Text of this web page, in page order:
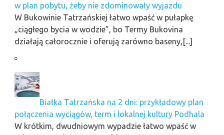
w plan pobytu, żeby nie zdominowały wyjazdu
W Bukowinie Tatrzańskiej łatwo wpaść w pułapkę
„ciągłego bycia w wodzie”, bo Termy Bukovina
działają całorocznie i oferują zarówno baseny,[...]
Białka Tatrzańska na 2 dni: przykładowy plan
połączenia wyciągów, term i lokalnej kultury Podhala
W krótkim, dwudniowym wypadzie łatwo wpaść w